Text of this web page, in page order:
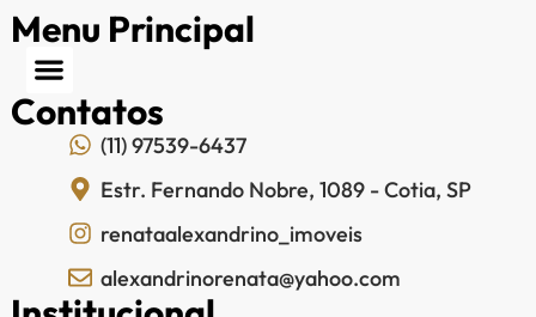
Menu Principal
Contatos
(11) 97539-6437
Estr. Fernando Nobre, 1089 - Cotia, SP
renataalexandrino_imoveis
alexandrinorenata@yahoo.com